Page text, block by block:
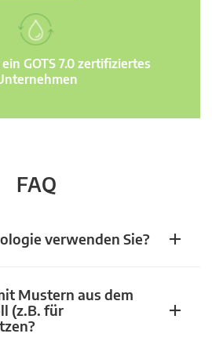
GOTS 7.0 zertifiziertes
FAQ
verwenden Sie?
Mustern aus dem
(z.B. für